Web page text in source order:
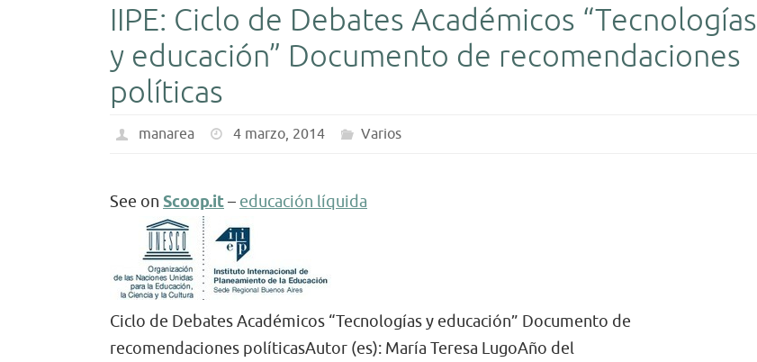
IIPE: Ciclo de Debates Académicos “Tecnologías
y educación” Documento de recomendaciones
políticas
manarea 4 marzo, 2014 Varios
See on Scoop.it– educación líquida
Ciclo de Debates Académicos “Tecnologías y educación” Documento de
recomendaciones políticasAutor (es): María Teresa LugoAño del